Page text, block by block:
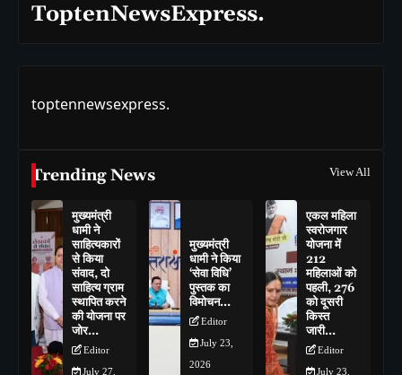
ToptenNewsExpress.
toptennewsexpress.
Trending News View All
मुख्यमंत्री
धामी ने
साहित्यकारों
से किया
संवाद, दो
साहित्य ग्राम
स्थापित करने
की योजना पर
जोर…
Editor
July 27,
मुख्यमंत्री
धामी ने किया
‘सेवा विधि’
पुस्तक का
विमोचन…
Editor
July 23,
2026
एकल महिला
स्वरोजगार
योजना में
212
महिलाओं को
पहली, 276
को दूसरी
किस्त
जारी…
Editor
July 23,